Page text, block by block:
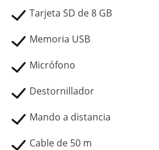
Tarjeta SD de 8 GB
Memoria USB
Micrófono
Destornillador
Mando a distancia
Cable de 50 m